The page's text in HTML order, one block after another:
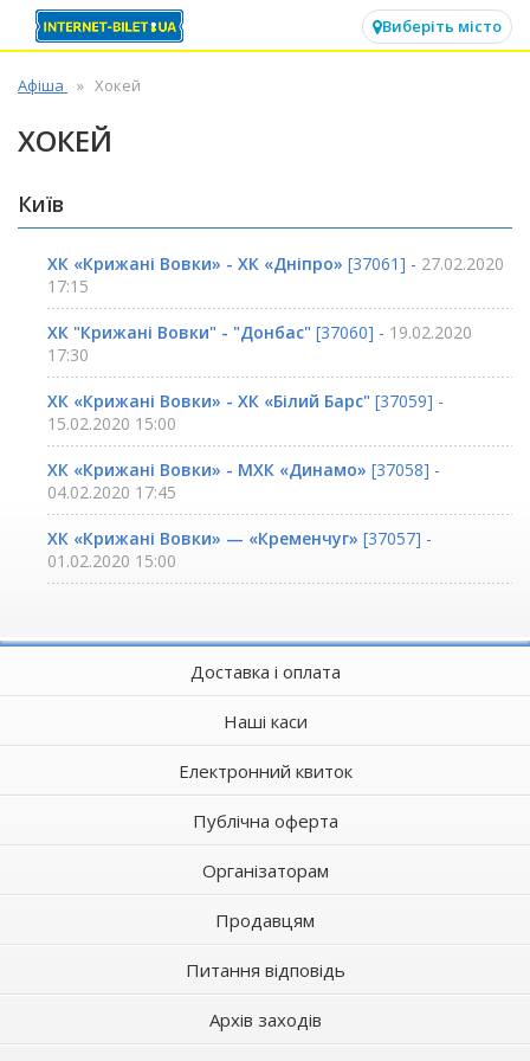
Виберіть місто
Афіша Хокей
ХОКЕЙ
Київ
ХК «Крижані Вовки» - ХК «Дніпро» [37061] - 27.02.2020
17:15
ХК "Крижані Вовки" - "Донбас" [37060] - 19.02.2020
17:30
ХК «Крижані Вовки» - ХК «Білий Барс" [37059] -
15.02.2020 15:00
ХК «Крижані Вовки» - МХК «Динамо» [37058] -
04.02.2020 17:45
ХК «Крижані Вовки» — «Кременчуг» [37057] -
01.02.2020 15:00
Доставка і оплата
Наші каси
Електронний квиток
Публічна оферта
Організаторам
Продавцям
Питання відповідь
Архів заходів